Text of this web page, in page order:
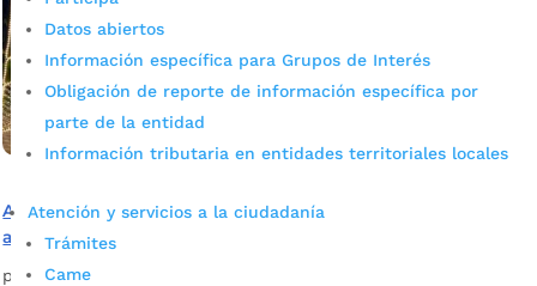
Datos abiertos
Información específica para Grupos de Interés
Obligación de reporte de información específica por
parte de la entidad
Información tributaria en entidades territoriales locales
Atención y servicios a la ciudadanía
Trámites
Came
Alcaldía firmó convenio con la ESSA para garantizar el
alumbrado navideño de 2023
por Mónica María Farfán Sanabria